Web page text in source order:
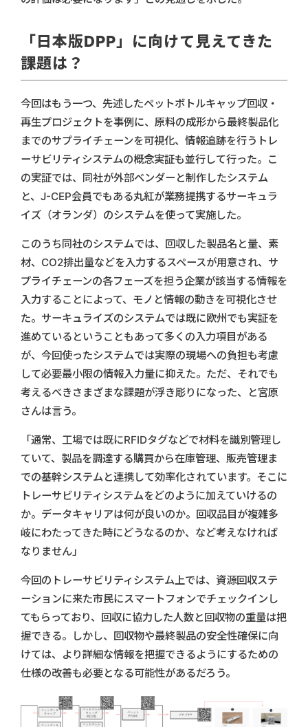
「日本版DPP」に向けて見えてきた
課題は？
今回はもう一つ、先述したペットボトルキャップ回収・
再生プロジェクトを事例に、原料の成形から最終製品化
までのサプライチェーンを可視化、情報追跡を行うトレ
ーサビリティシステムの概念実証も並行して行った。こ
の実証では、同社が外部ベンダーと制作したシステム
と、J-CEP会員でもある丸紅が業務提携するサーキュラ
イズ（オランダ）のシステムを使って実施した。
このうち同社のシステムでは、回収した製品名と量、素
材、CO2排出量などを入力するスペースが用意され、サ
プライチェーンの各フェーズを担う企業が該当する情報を
入力することによって、モノと情報の動きを可視化させ
た。サーキュライズのシステムでは既に欧州でも実証を
進めているということもあって多くの入力項目がある
が、今回使ったシステムでは実際の現場への負担も考慮
して必要最小限の情報入力量に抑えた。ただ、それでも
考えるべきさまざまな課題が浮き彫りになった、と宮原
さんは言う。
「通常、工場では既にRFIDタグなどで材料を識別管理し
ていて、製品を調達する購買から在庫管理、販売管理ま
での基幹システムと連携して効率化されています。そこに
トレーサビリティシステムをどのように加えていけるの
か。データキャリアは何が良いのか。回収品目が複雑多
岐にわたってきた時にどうなるのか、など考えなければ
なりません」
今回のトレーサビリティシステム上では、資源回収ステ
ーションに来た市民にスマートフォンでチェックインし
てもらっており、回収に協力した人数と回収物の重量は把
握できる。しかし、回収物や最終製品の安全性確保に向
けては、より詳細な情報を把握できるようにするための
仕様の改善も必要となる可能性があるだろう。